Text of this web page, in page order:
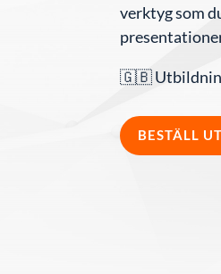
verktyg som
🇬🇧
BESTÄLL